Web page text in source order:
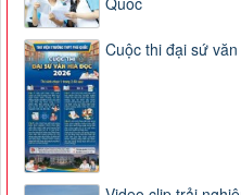
Cuộc thi đại sứ